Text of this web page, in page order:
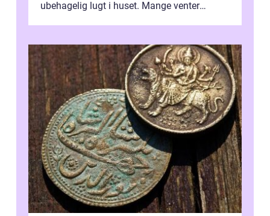
ubehagelig lugt i huset. Mange venter